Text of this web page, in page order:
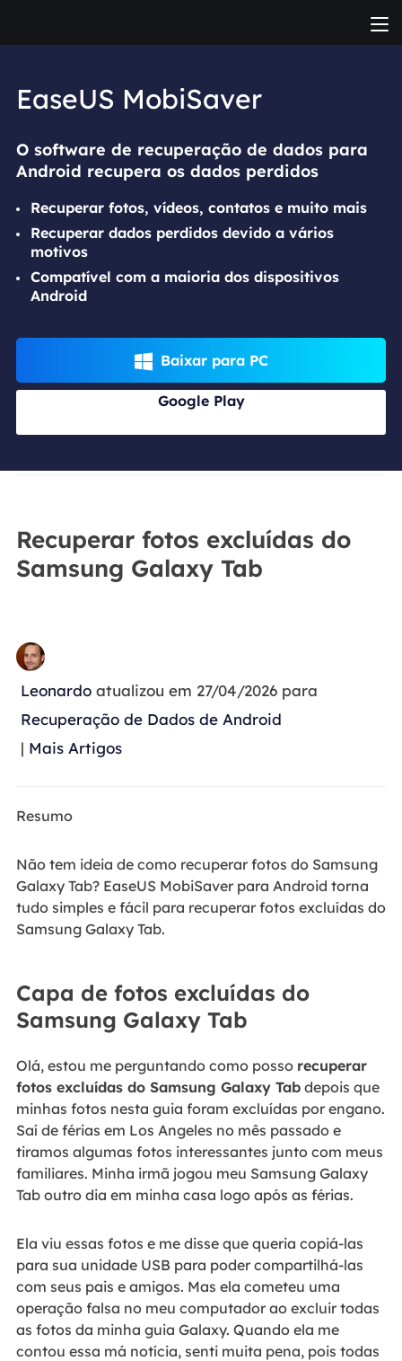
EaseUS MobiSaver
O software de recuperação de dados para
Android recupera os dados perdidos
Recuperar fotos, vídeos, contatos e muito mais
Recuperar dados perdidos devido a vários
motivos
Compatível com a maioria dos dispositivos
Android
 Baixar para PC
Google Play
Recuperar fotos excluídas do
Samsung Galaxy Tab
Leonardoatualizou em 27/04/2026 para
Recuperação de Dados de Android
| Mais Artigos
Resumo
Não tem ideia de como recuperar fotos do Samsung
Galaxy Tab? EaseUS MobiSaver para Android torna
tudo simples e fácil para recuperar fotos excluídas do
Samsung Galaxy Tab.
Capa de fotos excluídas do
Samsung Galaxy Tab
Olá, estou me perguntando como posso recuperar
fotos excluídas do Samsung Galaxy Tabdepois que
minhas fotos nesta guia foram excluídas por engano.
Saí de férias em Los Angeles no mês passado e
tiramos algumas fotos interessantes junto com meus
familiares. Minha irmã jogou meu Samsung Galaxy
Tab outro dia em minha casa logo após as férias.
Ela viu essas fotos e me disse que queria copiá-las
para sua unidade USB para poder compartilhá-las
com seus pais e amigos. Mas ela cometeu uma
operação falsa no meu computador ao excluir todas
as fotos da minha guia Galaxy. Quando ela me
contou essa má notícia, senti muita pena, pois todas